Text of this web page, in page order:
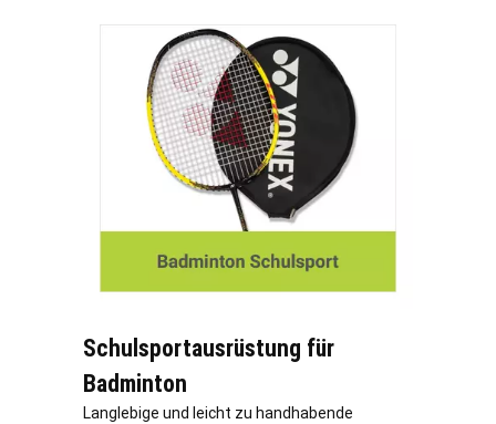
Schulsportausrüstung für
Badminton
Langlebige und leicht zu handhabende